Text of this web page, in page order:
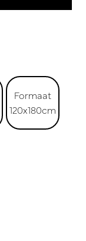
Formaat
120x180cm